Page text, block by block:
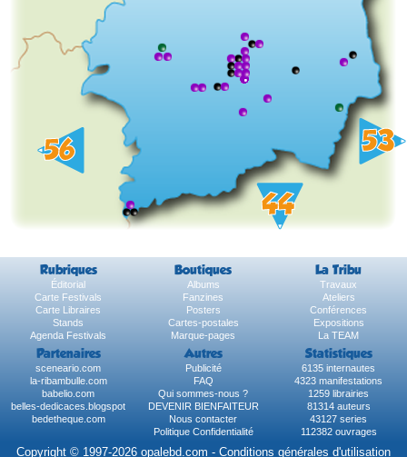
Rubriques Boutiques La Tribu
Éditorial Albums
Travaux
Carte Festivals
Fanzines
Ateliers
Carte Libraires
Posters
Conférences
Stands
Cartes-postales
Expositions
Agenda Festivals
Marque-pages La TEAM
Partenaires Autres Statistiques
sceneario.com Publicité
6135 internautes
la-ribambulle.com
FAQ
4323 manifestations
babelio.com
Qui sommes-nous ?
1259 librairies
belles-dedicaces.blogspot
DEVENIR BIENFAITEUR
81314 auteurs
bedetheque.com
Nous contacter
43127 series
Politique Confidentialité
112382 ouvrages
Copyright © 1997-2026 opalebd.com - Conditions générales d'utilisation